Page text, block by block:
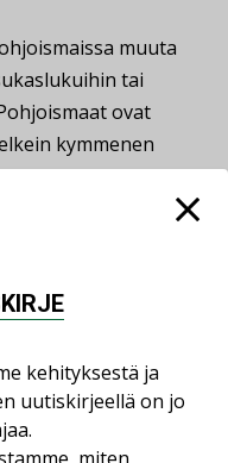
muuta
tai
ovat
kymmenen
edellä.
maita
ja kohtuullisen
kaasuverkkoa,
myös tottuneet
investoimaan
kehityksestä ja
uutiskirjeellä on jo
, miten